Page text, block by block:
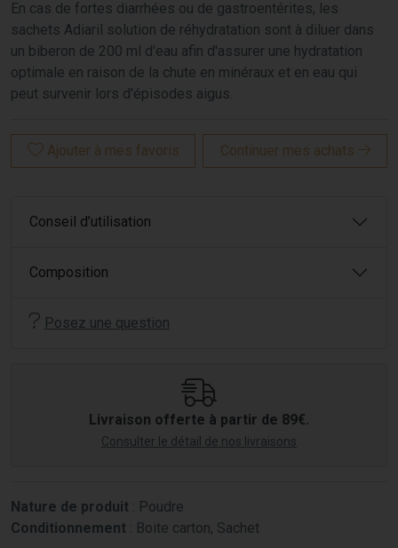
En cas de fortes diarrhées ou de gastroentérites, les
sachets Adiaril solution de réhydratation sont à diluer dans
un biberon de 200 ml d'eau afin d'assurer une hydratation
optimale en raison de la chute en minéraux et en eau qui
peut survenir lors d'épisodes aigus.
Ajouter à mes favoris Continuer mes achats
Conseil d’utilisation
Composition
Posez une question
Livraison offerte à partir de 89€.
Consulter le détail de nos livraisons
Nature de produit : Poudre
Conditionnement : Boite carton, Sachet